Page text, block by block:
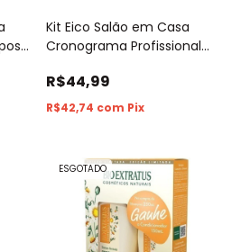
Kit Eico Salão em Casa
Cronograma Profissional
Condicionador 400ml
R$44,99
R$42,74 com Pix
ESGOTADO